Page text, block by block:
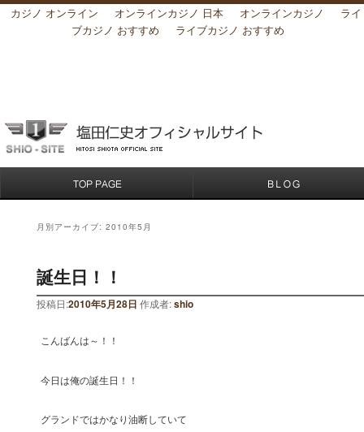
カジノ オンライン オンラインカジノ 日本 オンラインカジノ
ライ
ブカジノ おすすめ
ライブカジノ おすすめ
月別アーカイブ: 2010年5月
誕生日！！
投稿日:2010年5月28日 作成者:shio
こんばんは～！！
今日は俺の誕生日！！
グランドではかなり油断していて